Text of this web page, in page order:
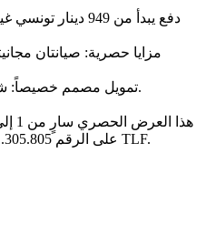
• تمويل مصمم خصيصاً: شروط تتناسب مع وضعك المالي.
بـ TLF على الرقم 31.305.805 أو قم بزيارة أقرب فرع TLF.